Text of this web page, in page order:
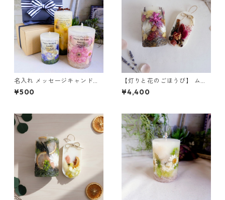
名入れ メッセージキャンドル
オプション｜ギフトラッピン
グ ※キャンドル別売
¥500
【灯りと花のごほうび】 ムス
ク&ローズウッド ｜ボタニカ
ルキャンドルS＆サシェ
¥4,400